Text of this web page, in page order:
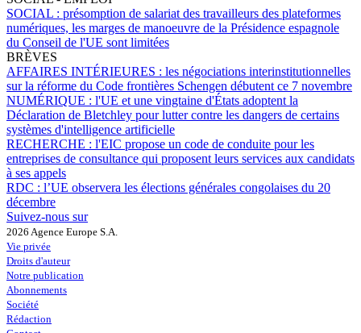
SOCIAL : présomption de salariat des travailleurs des plateformes
numériques, les marges de manoeuvre de la Présidence espagnole
du Conseil de l'UE sont limitées
BRÈVES
AFFAIRES INTÉRIEURES : les négociations interinstitutionnelles
sur la réforme du Code frontières Schengen débutent ce 7 novembre
NUMÉRIQUE : l'UE et une vingtaine d'États adoptent la
Déclaration de Bletchley pour lutter contre les dangers de certains
systèmes d'intelligence artificielle
RECHERCHE : l'EIC propose un code de conduite pour les
entreprises de consultance qui proposent leurs services aux candidats
à ses appels
RDC : l’UE observera les élections générales congolaises du 20
décembre
Suivez-nous sur
2026 Agence Europe S.A.
Vie privée
Droits d'auteur
Notre publication
Abonnements
Société
Rédaction